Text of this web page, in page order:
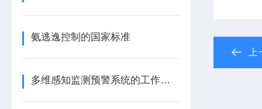
氨逃逸控制的国家标准
多维感知监测预警系统的工作原理